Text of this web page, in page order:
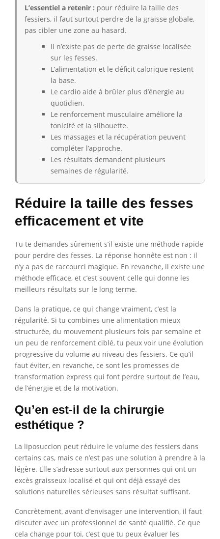
L’essentiel a retenir : pour réduire la taille des
fessiers, il faut surtout perdre de la graisse globale,
pas cibler une zone au hasard.
Il n’existe pas de perte de graisse localisée
sur les fesses.
L’alimentation et le déficit calorique restent
la base.
Le cardio aide à brûler plus d’énergie au
quotidien.
Le renforcement musculaire améliore la
tonicité et la silhouette.
Les massages et la récupération peuvent
compléter l’approche.
Les résultats demandent plusieurs
semaines de régularité.
Réduire la taille des fesses
efficacement et vite
Tu te demandes sûrement s’il existe une méthode rapide
pour perdre des fesses. La réponse honnête est non : il
n’y a pas de raccourci magique. En revanche, il existe une
méthode efficace, et c’est souvent celle qui donne les
meilleurs résultats sur le long terme.
Dans la pratique, ce qui change vraiment, c’est la
régularité. Si tu combines une alimentation mieux
structurée, du mouvement plusieurs fois par semaine et
un peu de renforcement ciblé, tu peux voir une évolution
progressive du volume au niveau des fessiers. Ce qu’il
faut éviter, en revanche, ce sont les promesses de
transformation express qui font perdre surtout de l’eau,
de l’énergie et de la motivation.
Qu’en est-il de la chirurgie
esthétique ?
La liposuccion peut réduire le volume des fessiers dans
certains cas, mais ce n’est pas une solution à prendre à la
légère. Elle s’adresse surtout aux personnes qui ont un
excès graisseux localisé et qui ont déjà essayé des
solutions naturelles sérieuses sans résultat suffisant.
Concrètement, avant d’envisager une intervention, il faut
discuter avec un professionnel de santé qualifié. Ce que
cela change pour toi, c’est que tu peux évaluer les